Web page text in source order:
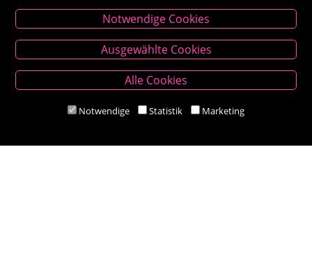
Kontakt
Besold Buch-Papier
Hauptplatz 14, 9300 St. Veit an der Glan
M:bestellung@besold.at
Notwendige Cookies
Ausgewählte Cookies
Alle Cookies
Notwendige Statistik Marketing